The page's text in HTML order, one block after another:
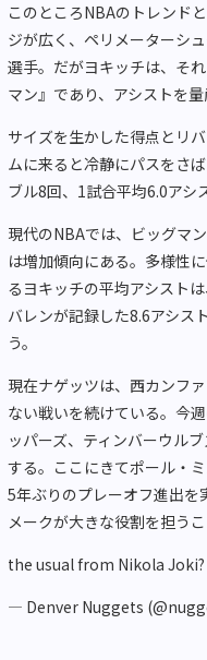
このところNBAのトレンド
ジが広く、ペリメーターシ
選手。だがヨキッチは、そ
マン』であり、アシストを
サイズを生かした得点とリ
ムに来ると冷静にパスをさ
ブル8回、1試合平均6.0アシ
現代のNBAでは、ビッグマ
は増加傾向にある。多様性
るヨキッチの平均アシスト
バレンが記録した8.6アシス
う。
現在ナゲッツは、西カンフ
ない戦いを続けている。今
ッパーズ、ティンバーウル
する。ここにきてポール・
5年ぶりのプレーオフ進出を
メークが大きな役割を担うこ
the usual from Nikola Joki?
— Denver Nuggets